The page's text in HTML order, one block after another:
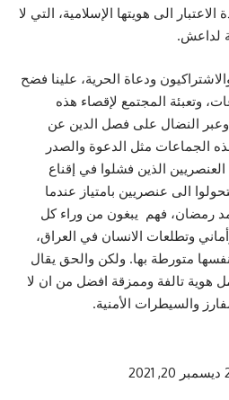
الى هويتها الإسلامية، التي لا
لداعش.
ودعاة الحرية، علينا فضح
وتعبئة المجتمع لإقصاء هذه
النضال على فصل الدين عن
هذه الجماعات مثل الدعوة والصدر
الذين فشلوا في إقناع
الى عنصريين بامتياز عندما
رمضان، فهم يبغون من وراء كل
وتطلعات الانسان في العراق،
متورطة بها. ولكن والحق يقال
هوية تالفة وممزقة افضل من ان لا
والسيطرات الأمنية.
ديسمبر 20, 2021